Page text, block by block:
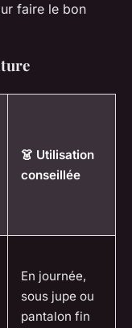
faire le bon
👗 Utilisation
conseillée
En journée,
sous jupe ou
pantalon fin